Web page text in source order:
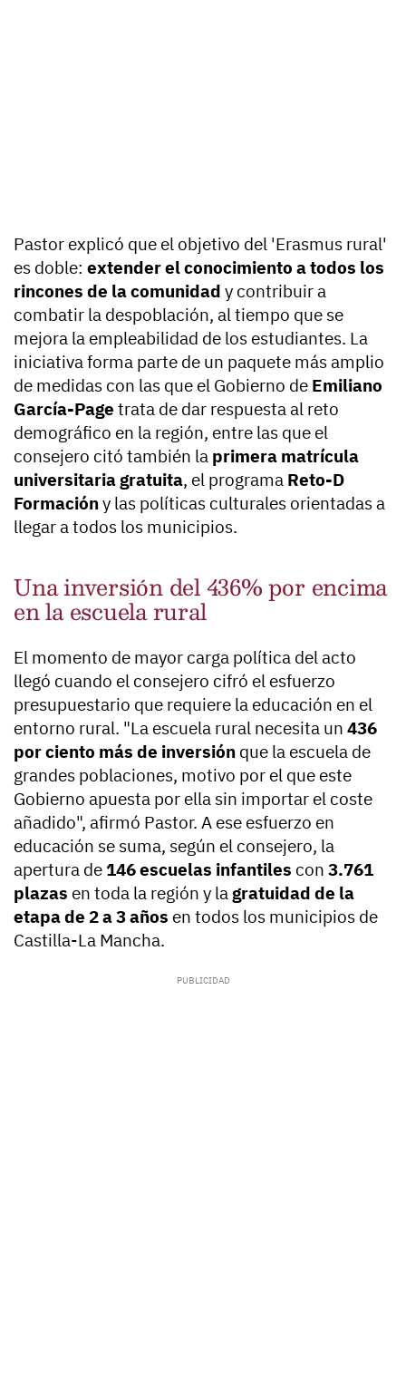
Pastor explicó que el objetivo del 'Erasmus rural'
es doble: extender el conocimiento a todos los
rincones de la comunidad y contribuir a
combatir la despoblación, al tiempo que se
mejora la empleabilidad de los estudiantes. La
iniciativa forma parte de un paquete más amplio
de medidas con las que el Gobierno de Emiliano
García-Page trata de dar respuesta al reto
demográfico en la región, entre las que el
consejero citó también la primera matrícula
universitaria gratuita, el programa Reto-D
Formacióny las políticas culturales orientadas a
llegar a todos los municipios.
Una inversión del 436% por encima
en la escuela rural
El momento de mayor carga política del acto
llegó cuando el consejero cifró el esfuerzo
presupuestario que requiere la educación en el
entorno rural. "La escuela rural necesita un 436
por ciento más de inversión que la escuela de
grandes poblaciones, motivo por el que este
Gobierno apuesta por ella sin importar el coste
añadido", afirmó Pastor. A ese esfuerzo en
educación se suma, según el consejero, la
apertura de 146 escuelas infantiles con 3.761
plazas en toda la región y la gratuidad de la
etapa de 2 a 3 años en todos los municipios de
Castilla-La Mancha.